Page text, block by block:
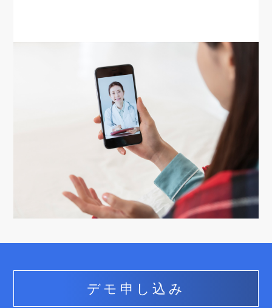
デモ申し込み